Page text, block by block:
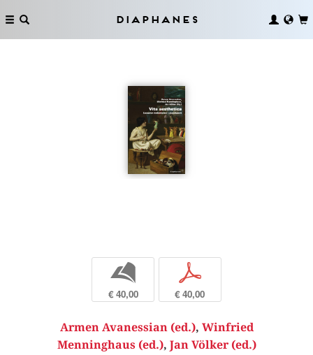
Diaphanes
b
€ 40,00
p
€ 40,00
Armen Avanessian (ed.), Winfried
Menninghaus (ed.), Jan Völker (ed.)